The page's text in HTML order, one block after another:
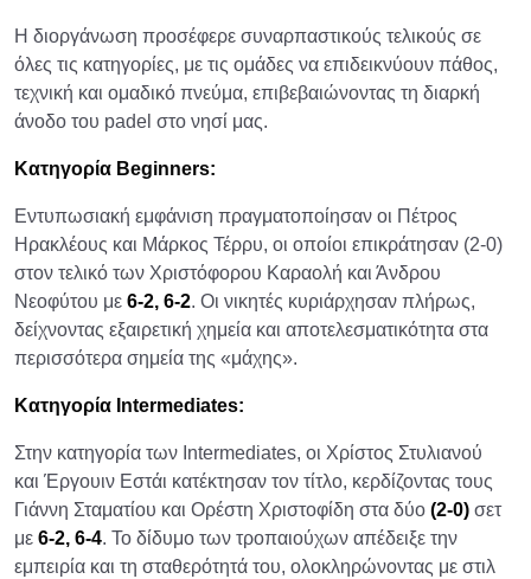
Η διοργάνωση προσέφερε συναρπαστικούς τελικούς σε
όλες τις κατηγορίες, με τις ομάδες να επιδεικνύουν πάθος,
τεχνική και ομαδικό πνεύμα, επιβεβαιώνοντας τη διαρκή
άνοδο του padel στο νησί μας.
Κατηγορία Beginners:
Εντυπωσιακή εμφάνιση πραγματοποίησαν οι Πέτρος
Ηρακλέους και Μάρκος Τέρρυ, οι οποίοι επικράτησαν (2-0)
στον τελικό των Χριστόφορου Καραολή και Άνδρου
Νεοφύτου με 6-2, 6-2. Οι νικητές κυριάρχησαν πλήρως,
δείχνοντας εξαιρετική χημεία και αποτελεσματικότητα στα
περισσότερα σημεία της «μάχης».
Κατηγορία Intermediates:
Στην κατηγορία των Intermediates, οι Χρίστος Στυλιανού
και Έργουιν Εστάι κατέκτησαν τον τίτλο, κερδίζοντας τους
Γιάννη Σταματίου και Ορέστη Χριστοφίδη στα δύο (2-0) σετ
με 6-2, 6-4. Το δίδυμο των τροπαιούχων απέδειξε την
εμπειρία και τη σταθερότητά του, ολοκληρώνοντας με στιλ